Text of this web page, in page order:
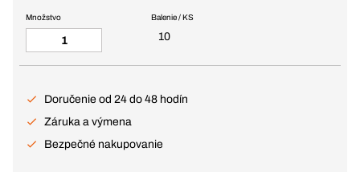
Balenie / KS
10
Množstvo
Doručenie od 24 do 48 hodín
Záruka a výmena
Bezpečné nakupovanie